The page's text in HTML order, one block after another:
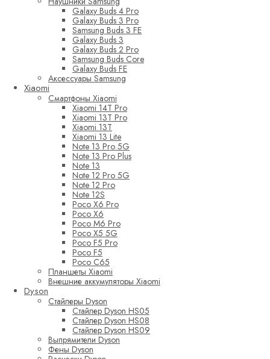
Galaxy Buds 4 Pro
Galaxy Buds 3 Pro
Samsung Buds 3 FE
Galaxy Buds 3
Galaxy Buds 2 Pro
Samsung Buds Core
Galaxy Buds FE
Аксессуары Samsung
Xiaomi
Смартфоны Xiaomi
Xiaomi 14T Pro
Xiaomi 13T Pro
Xiaomi 13T
Xiaomi 13 Lite
Note 13 Pro 5G
Note 13 Pro Plus
Note 13
Note 12 Pro 5G
Note 12 Pro
Note 12S
Poco X6 Pro
Poco X6
Poco M6 Pro
Poco X5 5G
Poco F5 Pro
Poco F5
Poco C65
Планшеты Xiaomi
Внешние аккумуляторы Xiaomi
Dyson
Стайлеры Dyson
Стайлер Dyson HS05
Стайлер Dyson HS08
Стайлер Dyson HS09
Выпрямители Dyson
Фены Dyson